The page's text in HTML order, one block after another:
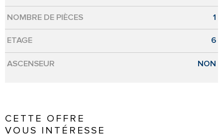
NOMBRE DE PIÈCES 1
ETAGE 6
ASCENSEUR NON
CETTE OFFRE
VOUS INTÉRESSE